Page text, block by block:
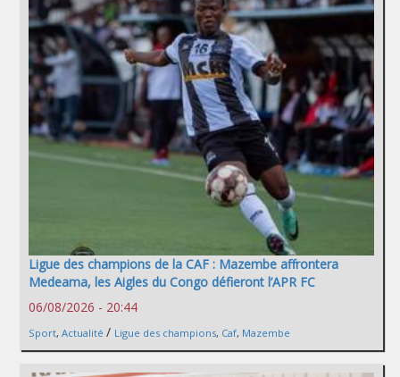
Ligue des champions de la CAF : Mazembe affrontera
Medeama, les Aigles du Congo défieront l’APR FC
06/08/2026 - 20:44
Sport, Actualité / Ligue des champions, Caf, Mazembe